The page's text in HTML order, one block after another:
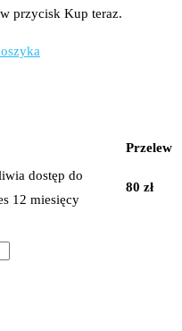
przycisk Kup teraz.
Przelew
dostęp do
12 miesięcy
80 zł